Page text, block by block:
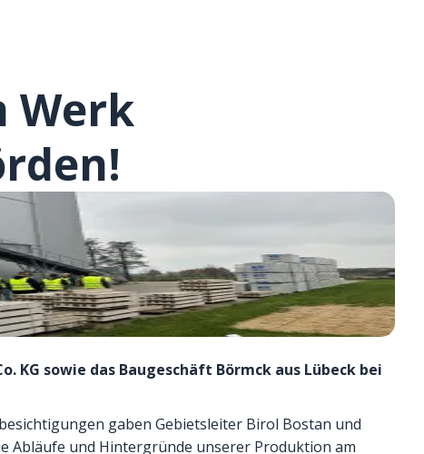
Werk
KG sowie das Baugeschäft Börmck aus Lübeck bei
gaben Gebietsleiter Birol Bostan und
Abläufe und Hintergründe unserer Produktion am